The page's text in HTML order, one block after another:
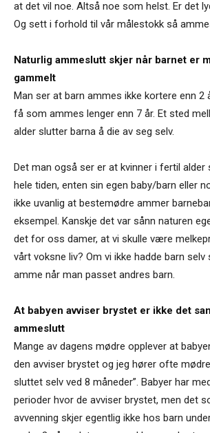
at det vil noe. Altså noe som helst. Er det
Og sett i forhold til vår målestokk så
Naturlig ammeslutt skjer når barnet er
gammelt
Man ser at barn ammes ikke kortere enn
få som ammes lenger enn 7 år. Et sted
alder slutter barna å die av seg selv.
Det man også ser er at kvinner i fertil
hele tiden, enten sin egen baby/barn eller
ikke uvanlig at bestemødre ammer
eksempel. Kanskje det var sånn naturen
det for oss damer, at vi skulle være
vårt voksne liv? Om vi ikke hadde barn selv
amme når man passet andres barn.
At babyen avviser brystet er ikke det
ammeslutt
Mange av dagens mødre opplever at
den avviser brystet og jeg hører ofte
sluttet selv ved 8 måneder”. Babyer har
perioder hvor de avviser brystet, men det
avvenning skjer egentlig ikke hos barn